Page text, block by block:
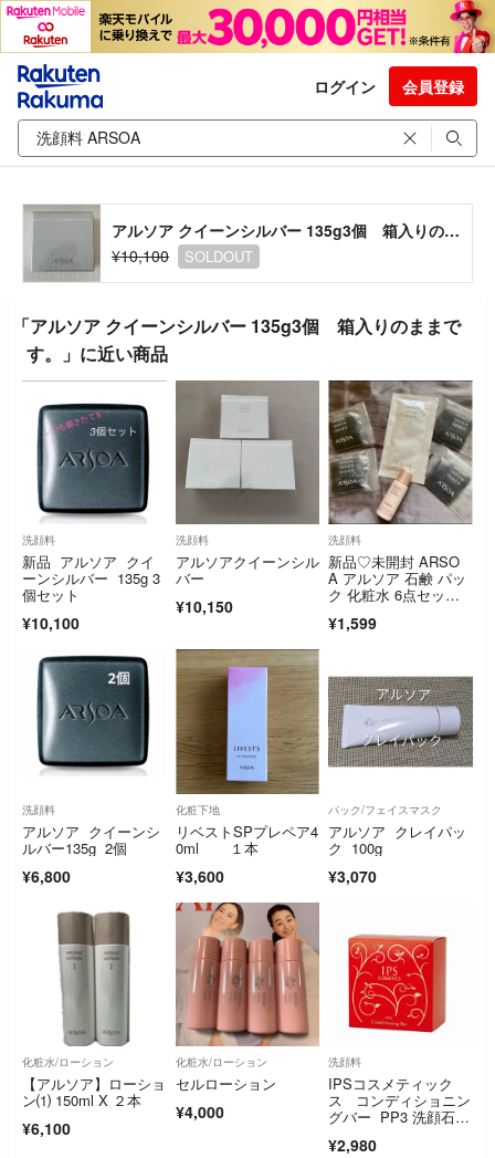
ログイン 会員登録
アルソア クイーンシルバー 135g3個 箱入りのままです。
¥10,100
SOLDOUT
「アルソア クイーンシルバー 135g3個 箱入りのままで
す。」に近い商品
洗顔料
新品 アルソア クイ
ーンシルバー 135g 3
個セット
¥10,100
洗顔料
アルソアクイーンシル
バー
¥10,150
洗顔料
新品♡未開封 ARSO
A アルソア 石鹸 パッ
ク 化粧水 6点セッ
¥1,599
洗顔料
アルソア クイーンシ
ルバー135g 2個
¥6,800
化粧下地
リベストSPプレペア4
0ml １本
¥3,600
パック/フェイスマスク
アルソア クレイパッ
ク 100g
¥3,070
化粧水/ローション
【アルソア】ローショ
ン⑴ 150ml X ２本
¥6,100
化粧水/ローション
セルローション
¥4,000
洗顔料
IPSコスメティック
ス コンディショニン
グバー PP3 洗顔石
¥2,980